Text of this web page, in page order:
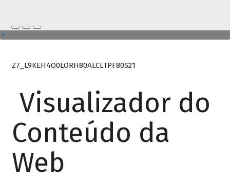
Z7_L9KEH4O0LORH80ALCLTPF80S21
Visualizador do
Conteúdo da
Web